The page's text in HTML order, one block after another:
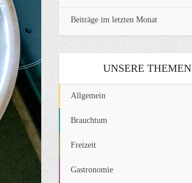
Beiträge im letzten Monat
UNSERE THEMEN
Allgemein
Brauchtum
Freizeit
Gastronomie